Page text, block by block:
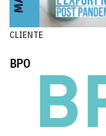
CLIENTE
BPO